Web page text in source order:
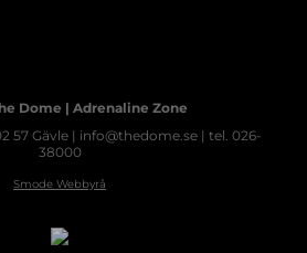
Dome | Adrenaline Zone
57 Gävle | info@thedome.se | tel. 026-
38000
Smode Webbyrå